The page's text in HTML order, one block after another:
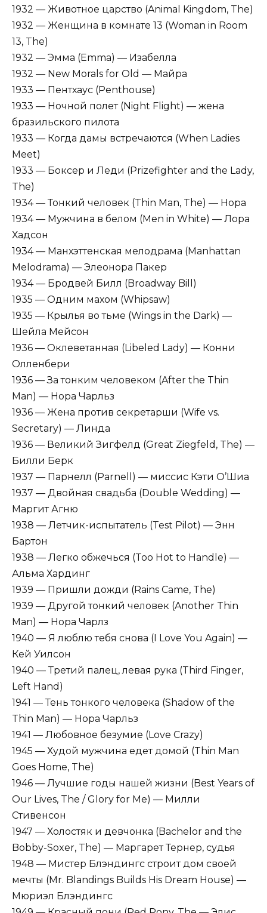
1932 — Животное царство (Animal Kingdom, The)
1932 — Женщина в комнате 13 (Woman in Room
13, The)
1932 — Эмма (Emma) — Изабелла
1932 — New Morals for Old — Майра
1933 — Пентхаус (Penthouse)
1933 — Ночной полет (Night Flight) — жена
бразильского пилота
1933 — Когда дамы встречаются (When Ladies
Meet)
1933 — Боксер и Леди (Prizefighter and the Lady,
The)
1934 — Тонкий человек (Thin Man, The) — Нора
1934 — Мужчина в белом (Men in White) — Лора
Хадсон
1934 — Манхэттенская мелодрама (Manhattan
Melodrama) — Элеонора Пакер
1934 — Бродвей Билл (Broadway Bill)
1935 — Одним махом (Whipsaw)
1935 — Крылья во тьме (Wings in the Dark) —
Шейла Мейсон
1936 — Оклеветанная (Libeled Lady) — Конни
Олленбери
1936 — За тонким человеком (After the Thin
Man) — Нора Чарльз
1936 — Жена против секретарши (Wife vs.
Secretary) — Линда
1936 — Великий Зигфелд (Great Ziegfeld, The) —
Билли Берк
1937 — Парнелл (Parnell) — миссис Кэти О’Шиа
1937 — Двойная свадьба (Double Wedding) —
Маргит Агню
1938 — Летчик-испытатель (Test Pilot) — Энн
Бартон
1938 — Легко обжечься (Too Hot to Handle) —
Альма Хардинг
1939 — Пришли дожди (Rains Came, The)
1939 — Другой тонкий человек (Another Thin
Man) — Нора Чарлз
1940 — Я люблю тебя снова (I Love You Again) —
Кей Уилсон
1940 — Третий палец, левая рука (Third Finger,
Left Hand)
1941 — Тень тонкого человека (Shadow of the
Thin Man) — Нора Чарльз
1941 — Любовное безумие (Love Crazy)
1945 — Худой мужчина едет домой (Thin Man
Goes Home, The)
1946 — Лучшие годы нашей жизни (Best Years of
Our Lives, The / Glory for Me) — Милли
Стивенсон
1947 — Холостяк и девчонка (Bachelor and the
Bobby-Soxer, The) — Маргарет Тернер, судья
1948 — Мистер Блэндингс строит дом своей
мечты (Mr. Blandings Builds His Dream House) —
Мюриэл Блэндингс